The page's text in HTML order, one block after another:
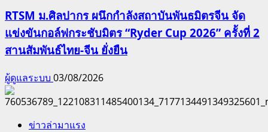
RTSM ม.ศิลปากร ผนึกกำลังสถาบันพันธมิตรจีน จัด
แข่งขันกอล์ฟกระชับมิตร “Ryder Cup 2026” ครั้งที่ 2
สานสัมพันธ์ไทย-จีน ยั่งยืน
ผู้ดูแลระบบ 03/08/2026
ข่าวล่ามาแรง